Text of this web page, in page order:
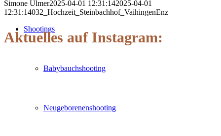
Shootings
Babybauchshooting
Neugeborenenshooting
Simone Ulmer2025-04-01 12:31:142025-04-01
12:31:14032_Hochzeit_Steinbachhof_VaihingenEnz
Aktuelles auf Instagram: